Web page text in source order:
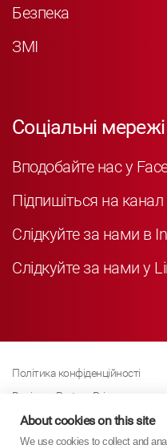
Безпека
ЗМІ
Соціальні мережі
Вподобайте нас у
Підпишіться на
Слідкуйте за нами в
Слідкуйте за нами у
Політика конфіденційності
Business Partner Privacy
Політика щодо файлів cookie
Сучасна політика Закону про
About cookies on this site
We use cookies to collect and